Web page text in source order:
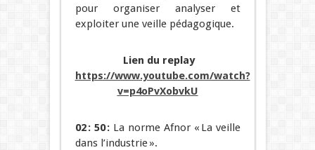
pour organiser analyser et
exploiter une veille pédagogique.
Lien du replay
https://www.youtube.com/watch?
v=p4oPvXobvkU
02 : 50 :La norme Afnor « La veille
dans l’industrie ».